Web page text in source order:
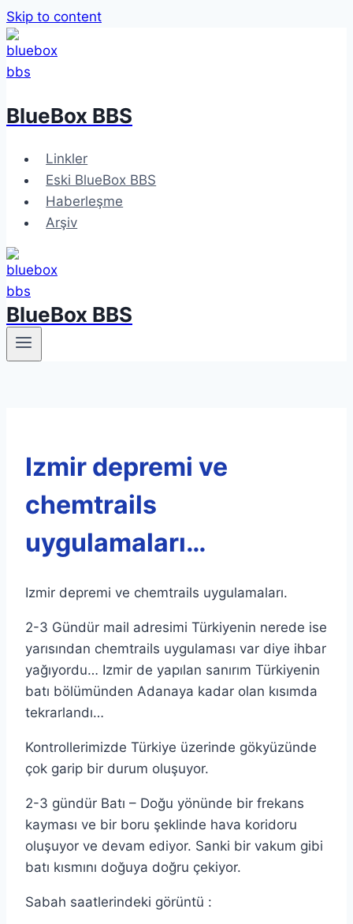
Skip to content
BlueBox BBS
Linkler
Eski BlueBox BBS
Haberleşme
Arşiv
BlueBox BBS
Izmir depremi ve
chemtrails
uygulamaları…
Izmir depremi ve chemtrails uygulamaları.
2-3 Gündür mail adresimi Türkiyenin nerede ise
yarısından chemtrails uygulaması var diye ihbar
yağıyordu… Izmir de yapılan sanırım Türkiyenin
batı bölümünden Adanaya kadar olan kısımda
tekrarlandı…
Kontrollerimizde Türkiye üzerinde gökyüzünde
çok garip bir durum oluşuyor.
2-3 gündür Batı – Doğu yönünde bir frekans
kayması ve bir boru şeklinde hava koridoru
oluşuyor ve devam ediyor. Sanki bir vakum gibi
batı kısmını doğuya doğru çekiyor.
Sabah saatlerindeki görüntü :